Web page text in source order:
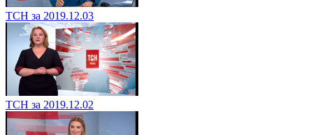
ТСН за 2019.12.03
ТСН за 2019.12.02